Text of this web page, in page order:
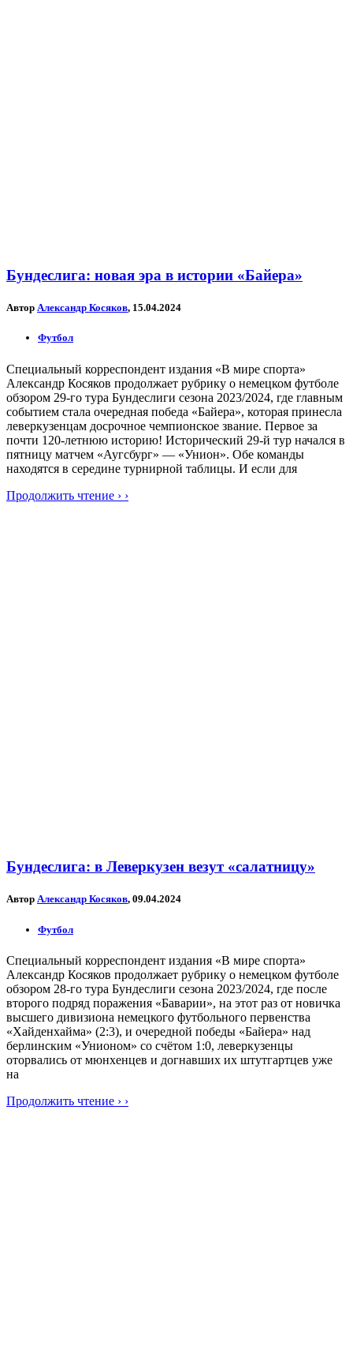
Бундеслига: новая эра в истории «Байера»
Автор Александр Косяков, 15.04.2024
Футбол
Специальный корреспондент издания «В мире спорта»
Александр Косяков продолжает рубрику о немецком футболе
обзором 29-го тура Бундеслиги сезона 2023/2024, где главным
событием стала очередная победа «Байера», которая принесла
леверкузенцам досрочное чемпионское звание. Первое за
почти 120-летнюю историю! Исторический 29-й тур начался в
пятницу матчем «Аугсбург» — «Унион». Обе команды
находятся в середине турнирной таблицы. И если для
Продолжить чтение › ›
Бундеслига: в Леверкузен везут «салатницу»
Автор Александр Косяков, 09.04.2024
Футбол
Специальный корреспондент издания «В мире спорта»
Александр Косяков продолжает рубрику о немецком футболе
обзором 28-го тура Бундеслиги сезона 2023/2024, где после
второго подряд поражения «Баварии», на этот раз от новичка
высшего дивизиона немецкого футбольного первенства
«Хайденхайма» (2:3), и очередной победы «Байера» над
берлинским «Унионом» со счётом 1:0, леверкузенцы
оторвались от мюнхенцев и догнавших их штутгартцев уже
на
Продолжить чтение › ›